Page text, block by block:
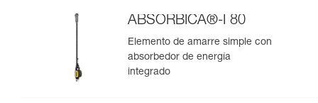
ABSORBICA®-I 80
Elemento de amarre simple con
absorbedor de energía
integrado